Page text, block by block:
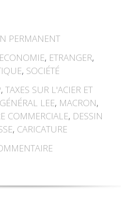
PERMANENT
ECONOMIE, ETRANGER,
, SOCIÉTÉ
, TAXES SUR L'ACIER ET
GÉNÉRAL LEE, MACRON,
COMMERCIALE, DESSIN
, CARICATURE